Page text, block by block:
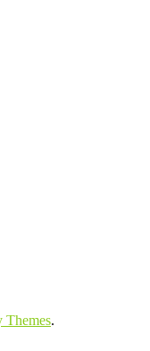
Themes.